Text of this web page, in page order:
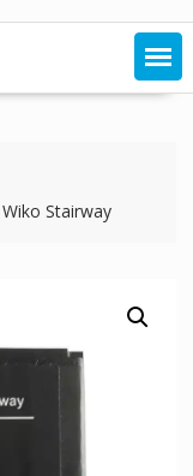
Stairway